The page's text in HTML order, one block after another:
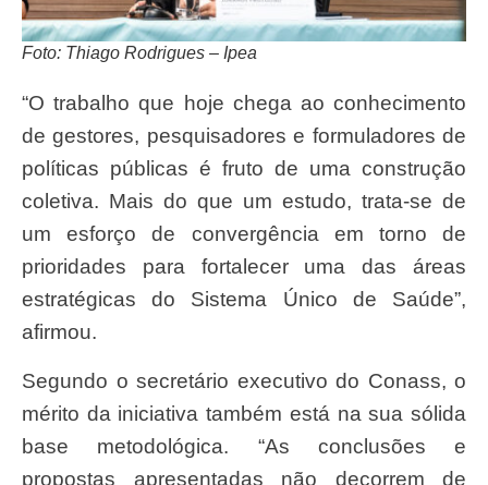
Foto: Thiago Rodrigues – Ipea
“O trabalho que hoje chega ao conhecimento
de gestores, pesquisadores e formuladores de
políticas públicas é fruto de uma construção
coletiva. Mais do que um estudo, trata-se de
um esforço de convergência em torno de
prioridades para fortalecer uma das áreas
estratégicas do Sistema Único de Saúde”,
afirmou.
Segundo o secretário executivo do Conass, o
mérito da iniciativa também está na sua sólida
base metodológica. “As conclusões e
propostas apresentadas não decorrem de